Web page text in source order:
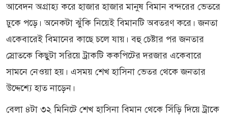
আবেদন অগ্রাহ্য করে হাজার হাজার মানুষ বিমান বন্দরের ভেতরে
ঢুকে পড়ে। অনেকটা ঝুঁকি নিয়েই বিমানটি অবতরণ করে। জনতা
একেবারেই বিমানের কাছে চলে যায়। বহু চেষ্টার পর জনতার
স্রোতকে কিছুটা সরিয়ে ট্রাকটি ককপিটের দরজার একেবারে
সামনে নেওয়া হয়। এসময় শেখ হাসিনা ভেতর থেকে জনতার
উদ্দেশ্যে হাত নাড়েন।
বেলা ৪টা ৩২ মিনিটে শেখ হাসিনা বিমান থেকে সিঁড়ি দিয়ে ট্রাকে